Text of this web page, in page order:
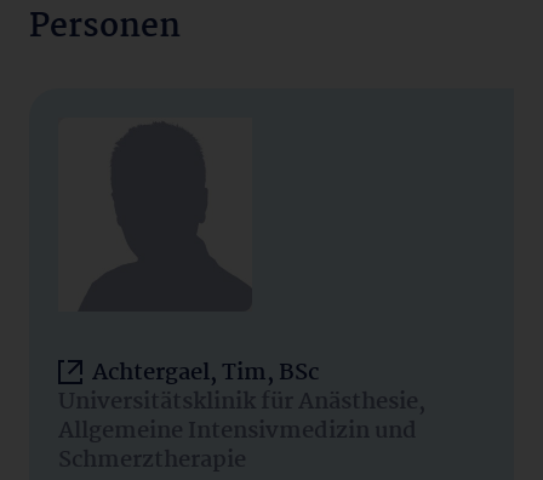
Personen
Achtergael, Tim, BSc
Universitätsklinik für Anästhesie,
Allgemeine Intensivmedizin und
Schmerztherapie